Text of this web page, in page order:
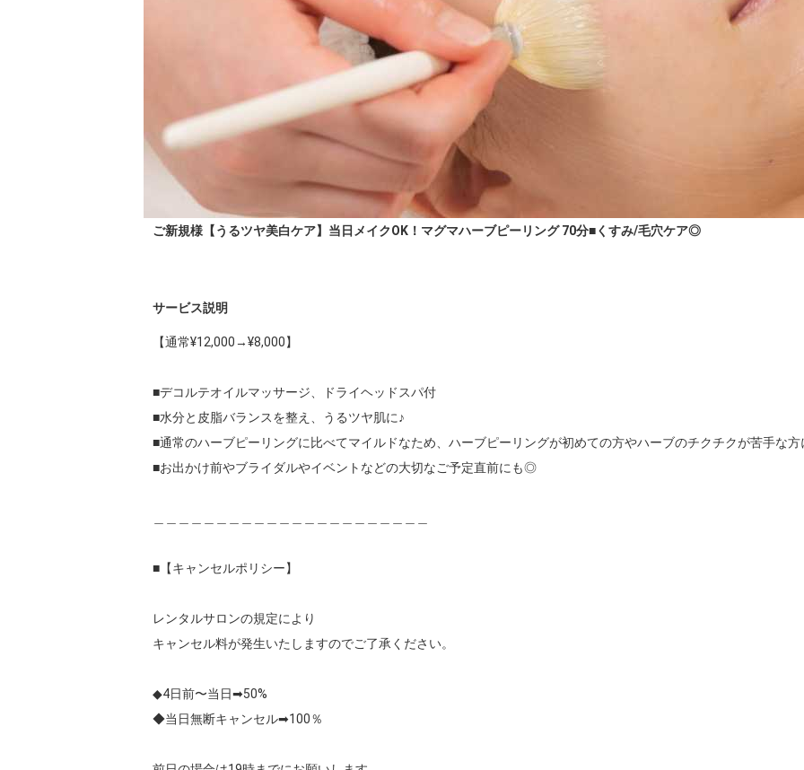
ご新規様【うるツヤ美白ケア】当日メイクOK！マグマハーブピーリング 70分■くすみ/毛穴ケア◎
サービス説明
【通常¥12,000→¥8,000】
■デコルテオイルマッサージ、ドライヘッドスパ付
■水分と皮脂バランスを整え、うるツヤ肌に♪
■通常のハーブピーリングに比べてマイルドなため、ハーブピーリングが初めての方やハーブのチクチクが苦手な方
■お出かけ前やブライダルやイベントなどの大切なご予定直前にも◎
■【キャンセルポリシー】
レンタルサロンの規定により
キャンセル料が発生いたしますのでご了承ください。
◆4日前〜当日➡︎50%
◆当日無断キャンセル➡︎100％